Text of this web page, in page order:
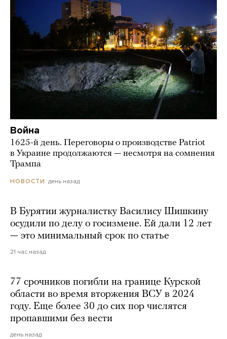
Война
1625-й день. Переговоры о производстве Patriot
в Украине продолжаются — несмотря на сомнения
Трампа
НОВОСТИ день назад
В Бурятии журналистку Василису Шишкину
осудили по делу о госизмене. Ей дали 12 лет
— это минимальный срок по статье
21 час назад
77 срочников погибли на границе Курской
области во время вторжения ВСУ в 2024
году. Еще более 30 до сих пор числятся
пропавшими без вести
день назад